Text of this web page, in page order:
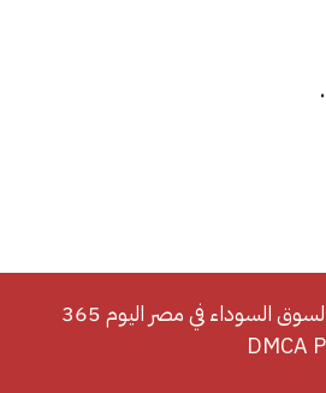
السوداء في مصر اليوم 365
DMCA